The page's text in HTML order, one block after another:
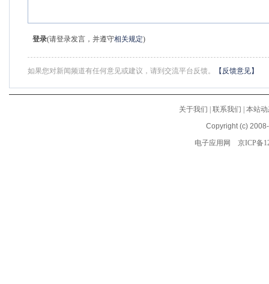
登录(请登录发言，并遵守相关规定)
如果您对新闻频道有任何意见或建议，请到交流平台反馈。 【反馈意见】
关于我们 联系我们
本站
Copyright (c)
电子应用网
京ICP备